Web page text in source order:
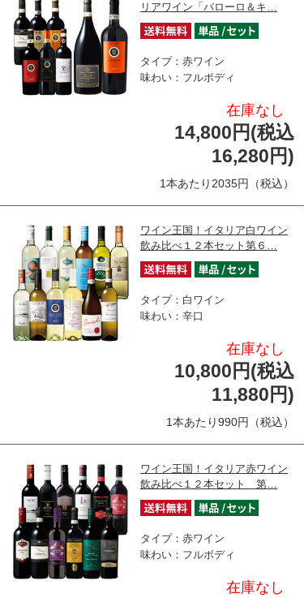
リアワイン「バローロ＆キ…
タイプ：赤ワイン
味わい：フルボディ
在庫なし
14,800円(税込
16,280円)
1本あたり2035円（税込）
ワイン王国！イタリア白ワイン
飲み比べ１２本セット第６…
タイプ：白ワイン
味わい：辛口
在庫なし
10,800円(税込
11,880円)
1本あたり990円（税込）
ワイン王国！イタリア赤ワイン
飲み比べ１２本セット 第…
タイプ：赤ワイン
味わい：フルボディ
在庫なし